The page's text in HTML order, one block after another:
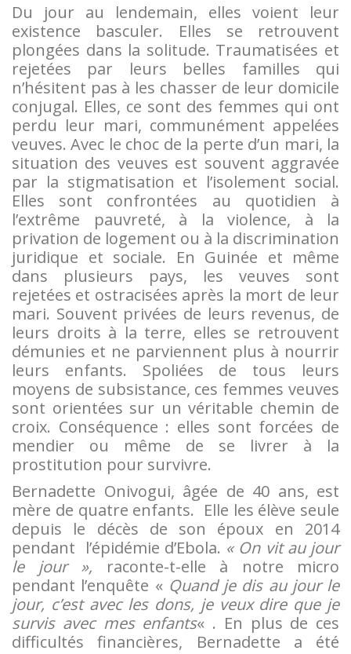
Du jour au lendemain, elles voient leur
existence basculer. Elles se retrouvent
plongées dans la solitude. Traumatisées et
rejetées par leurs belles familles qui
n’hésitent pas à les chasser de leur domicile
conjugal. Elles, ce sont des femmes qui ont
perdu leur mari, communément appelées
veuves. Avec le choc de la perte d’un mari, la
situation des veuves est souvent aggravée
par la stigmatisation et l’isolement social.
Elles sont confrontées au quotidien à
l’extrême pauvreté, à la violence, à la
privation de logement ou à la discrimination
juridique et sociale. En Guinée et même
dans plusieurs pays, les veuves sont
rejetées et ostracisées après la mort de leur
mari. Souvent privées de leurs revenus, de
leurs droits à la terre, elles se retrouvent
démunies et ne parviennent plus à nourrir
leurs enfants. Spoliées de tous leurs
moyens de subsistance, ces femmes veuves
sont orientées sur un véritable chemin de
croix. Conséquence : elles sont forcées de
mendier ou même de se livrer à la
prostitution pour survivre.
Bernadette Onivogui, âgée de 40 ans, est
mère de quatre enfants. Elle les élève seule
depuis le décès de son époux en 2014
pendant l’épidémie d’Ebola. « On vit au jour
le jour », raconte-t-elle à notre micro
pendant l’enquête « Quand je dis au jour le
jour, c’est avec les dons, je veux dire que je
survis avec mes enfants« . En plus de ces
difficultés financières, Bernadette a été